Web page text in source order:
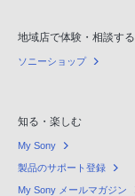
地域店で体験・相談する
ソニーショップ
知る・楽しむ
My Sony
製品のサポート登録
My Sony メールマガジン